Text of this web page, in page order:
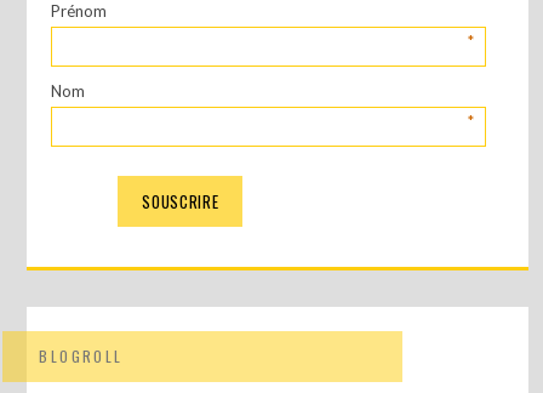
Prénom
*
Nom
*
BLOGROLL